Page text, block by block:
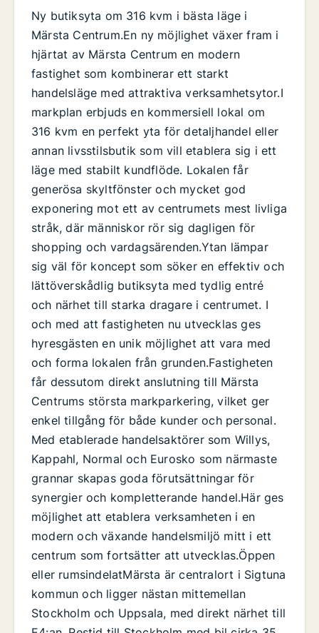
Ny butiksyta om 316 kvm i bästa läge i
Märsta Centrum.En ny möjlighet växer fram i
hjärtat av Märsta Centrum en modern
fastighet som kombinerar ett starkt
handelsläge med attraktiva verksamhetsytor.I
markplan erbjuds en kommersiell lokal om
316 kvm en perfekt yta för detaljhandel eller
annan livsstilsbutik som vill etablera sig i ett
läge med stabilt kundflöde. Lokalen får
generösa skyltfönster och mycket god
exponering mot ett av centrumets mest livliga
stråk, där människor rör sig dagligen för
shopping och vardagsärenden.Ytan lämpar
sig väl för koncept som söker en effektiv och
lättöverskådlig butiksyta med tydlig entré
och närhet till starka dragare i centrumet. I
och med att fastigheten nu utvecklas ges
hyresgästen en unik möjlighet att vara med
och forma lokalen från grunden.Fastigheten
får dessutom direkt anslutning till Märsta
Centrums största markparkering, vilket ger
enkel tillgång för både kunder och personal.
Med etablerade handelsaktörer som Willys,
Kappahl, Normal och Eurosko som närmaste
grannar skapas goda förutsättningar för
synergier och kompletterande handel.Här ges
möjlighet att etablera verksamheten i en
modern och växande handelsmiljö mitt i ett
centrum som fortsätter att utvecklas.Öppen
eller rumsindelatMärsta är centralort i Sigtuna
kommun och ligger nästan mittemellan
Stockholm och Uppsala, med direkt närhet till